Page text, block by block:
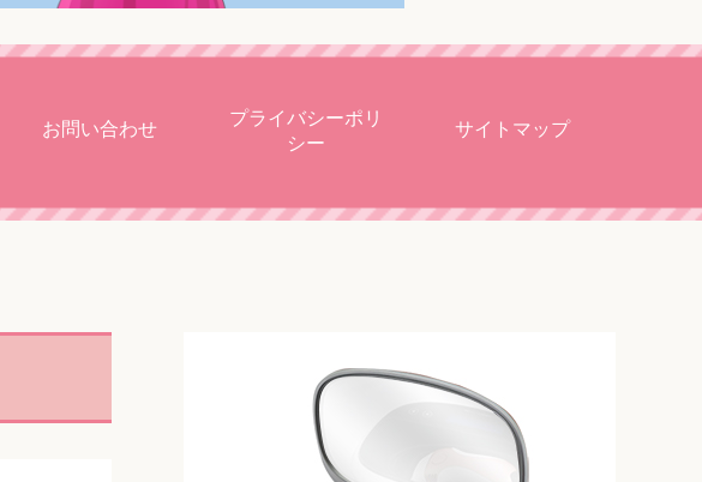
お問い合わせ
プライバシーポリ
シー
サイトマップ